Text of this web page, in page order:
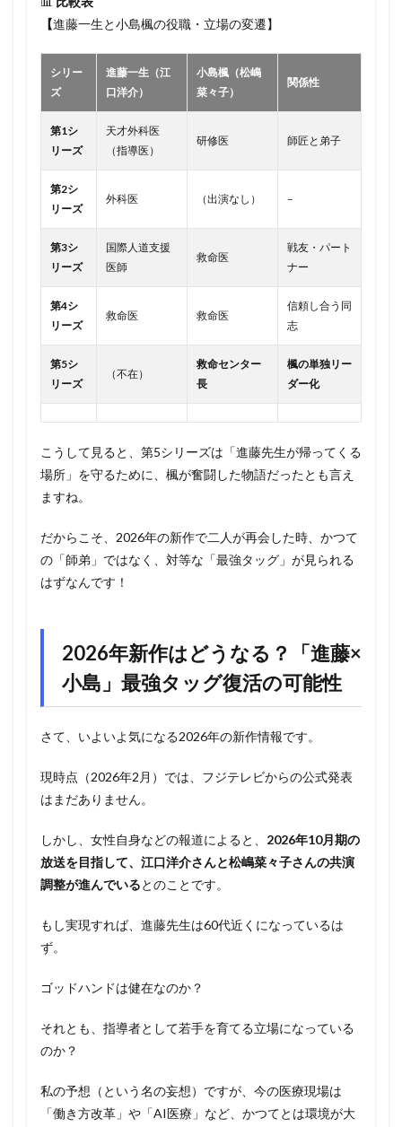
【進藤一生と小島楓の役職・立場の変遷】
シリー
ズ
進藤一生（江
口洋介）
小島楓（松嶋
菜々子）
関係性
第1シ
リーズ
天才外科医
（指導医）
研修医 師匠と弟子
第2シ
リーズ
外科医 （出演なし） –
第3シ
リーズ
国際人道支援
医師
救命医
戦友・パート
ナー
第4シ
リーズ
救命医 救命医
信頼し合う同
志
第5シ
リーズ
（不在）
救命センター
長
楓の単独リー
ダー化
こうして見ると、第5シリーズは「進藤先生が帰ってくる
場所」を守るために、楓が奮闘した物語だったとも言え
ますね。
だからこそ、2026年の新作で二人が再会した時、かつて
の「師弟」ではなく、対等な「最強タッグ」が見られる
はずなんです！
2026年新作はどうなる？「進藤×
小島」最強タッグ復活の可能性
さて、いよいよ気になる2026年の新作情報です。
現時点（2026年2月）では、フジテレビからの公式発表
はまだありません。
しかし、女性自身などの報道によると、 2026年10月期の
放送を目指して、江口洋介さんと松嶋菜々子さんの共演
調整が進んでいるとのことです。
もし実現すれば、進藤先生は60代近くになっているは
ず。
ゴッドハンドは健在なのか？
それとも、指導者として若手を育てる立場になっている
のか？
私の予想（という名の妄想）ですが、今の医療現場は
「働き方改革」や「AI医療」など、かつてとは環境が大